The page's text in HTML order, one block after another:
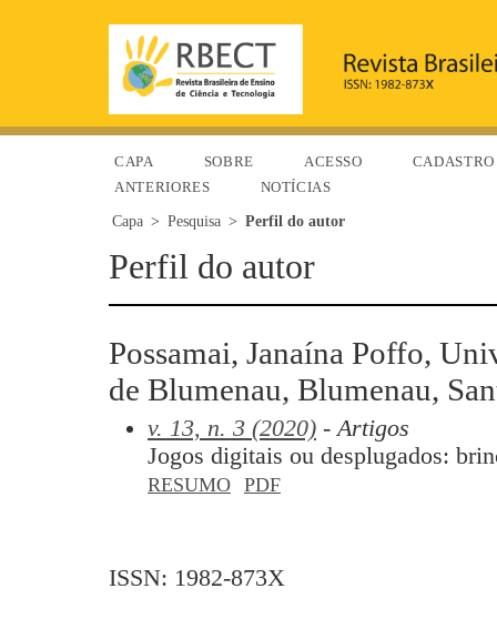
CAPA SOBRE ACESSO
CADASTRO
ANTERIORES
NOTÍCIAS
Capa > Pesquisa > Perfil do autor
Perfil do autor
Possamai, Janaína Poffo,
de Blumenau, Blumenau,
v. 13, n. 3 (2020) - Artigos
Jogos digitais ou desplugados:
RESUMO PDF
ISSN: 1982-873X